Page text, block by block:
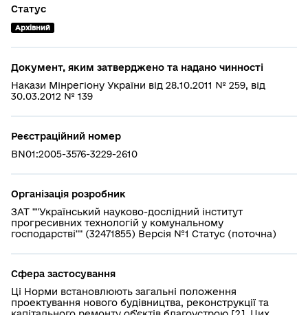
Статус
Архівний
Документ, яким затверджено та надано чинності
Накази Мінрегіону України від 28.10.2011 № 259, від
30.03.2012 № 139
Реєстраційний номер
BN01:2005-3576-3229-2610
Організація розробник
ЗАТ ""Український науково-дослідний інститут
прогресивних технологій у комунальному
господарстві"" (32471855) Версія №1 Статус (поточна)
Сфера застосування
Ці Норми встановлюють загальні положення
проектування нового будівництва, реконструкції та